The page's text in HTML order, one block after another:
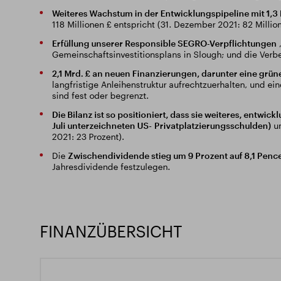
Weiteres Wachstum in der Entwicklungspipeline mit
118 Millionen £ entspricht (31. Dezember 2021: 82
Erfüllung unserer Responsible SEGRO-Verpflichtungen
Gemeinschaftsinvestitionsplans in Slough; und die
2,1 Mrd. £ an neuen Finanzierungen, darunter eine
langfristige Anleihenstruktur aufrechtzuerhalten, und
sind fest oder begrenzt.
Die Bilanz ist so positioniert, dass sie weiteres,
Juli unterzeichneten US- Privatplatzierungsschulden)
2021: 23 Prozent).
Die Zwischendividende stieg um 9 Prozent auf 8,1
Jahresdividende festzulegen.
FINANZÜBERSICHT